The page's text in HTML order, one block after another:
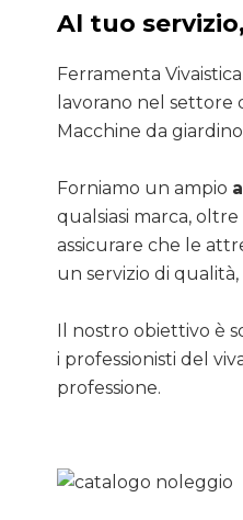
Al tuo
Ferramenta
lavorano nel settore
Macchine da
Forniamo un ampio
qualsiasi marca,
assicurare che le
un servizio di
Il nostro obiettivo è
i professionisti del
professione.